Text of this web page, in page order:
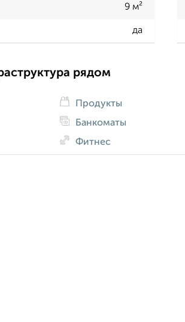
9 м²
да
рядом
Продукты
Банкоматы
Фитнес